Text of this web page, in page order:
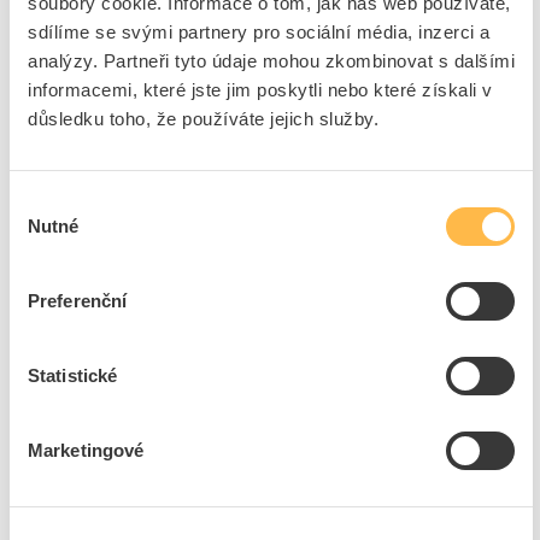
sdílíme se svými partnery pro sociální média, inzerci a
analýzy. Partneři tyto údaje mohou zkombinovat s dalšími
informacemi, které jste jim poskytli nebo které získali v
důsledku toho, že používáte jejich služby.
souhlasu
Nutné
Preferenční
Statistické
Marketingové
do košíku
Přidat k porovnání
15 ks
WAPRO Spojka SVCZ-S4-4-SN 3x185+95-
4 214,49 Kč/ks
ks do košíku